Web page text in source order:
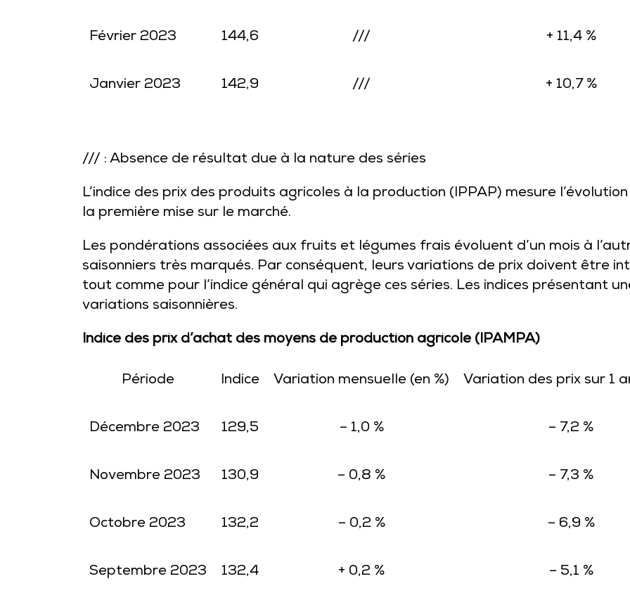
Février 2023 144,6 /// + 11,4 %
Janvier 2023 142,9 /// + 10,7 %
/// : Absence de résultat due à la nature des séries
L’indice des prix des produits agricoles à la production (IPPAP) mesure
la première mise sur le marché.
Les pondérations associées aux fruits et légumes frais évoluent d’un mois à
saisonniers très marqués. Par conséquent, leurs variations de prix doivent être
tout comme pour l’indice général qui agrège ces séries. Les indices présentant
variations saisonnières.
Indice des prix d’achat des moyens de production agricole (IPAMPA)
Période Indice Variation mensuelle (en %) Variation des prix sur 1
Décembre 2023 129,5 – 1,0 % – 7,2 %
Novembre 2023 130,9 – 0,8 % – 7,3 %
Octobre 2023 132,2 – 0,2 % – 6,9 %
Septembre 2023 132,4 + 0,2 % – 5,1 %